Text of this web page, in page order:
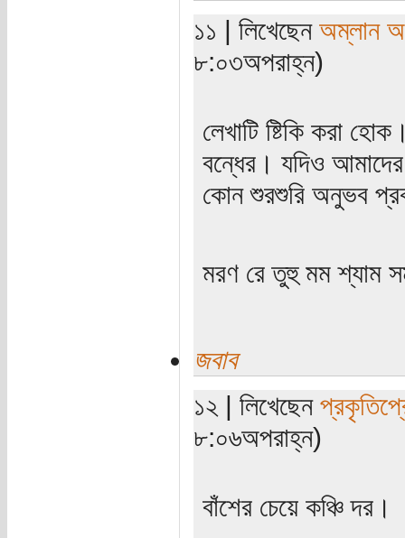
১১ | লিখেছেন অম্লান
৮:০৩অপরাহ্ন)
লেখাটি ষ্টিকি করা
বন্ধের। যদিও আমাদের
কোন শুরশুরি অনুভব
মরণ রে তুহু মম শ্যাম
জবাব
১২ | লিখেছেন
৮:০৬অপরাহ্ন)
বাঁশের চেয়ে কঞ্চি দর।